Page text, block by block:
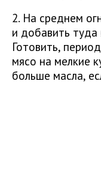
2. На среднем
и добавить туда
Готовить,
мясо на мелкие
больше масла,